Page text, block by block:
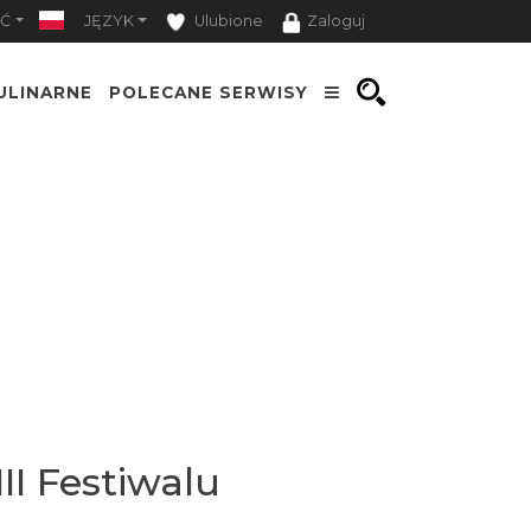
JĘZYK Ulubione Zaloguj
POLECANE SERWISY
Festiwalu